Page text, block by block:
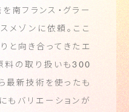
南フランス・グラー
メゾンに依頼。 ここ
と向き合ってきたエ
料の取り扱いも300
最新技術を使ったも
もバリエーションが